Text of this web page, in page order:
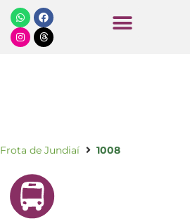
Frota de Jundiaí 1008